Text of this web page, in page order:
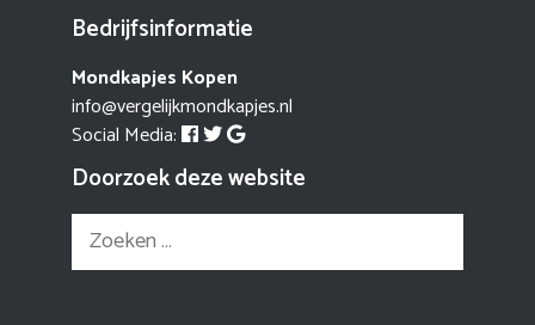
Bedrijfsinformatie
Mondkapjes Kopen
info@vergelijkmondkapjes.nl
Social Media:
Doorzoek deze website
Zoek
naar: